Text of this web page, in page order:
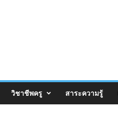
วิชาชีพครู สาระความรู้